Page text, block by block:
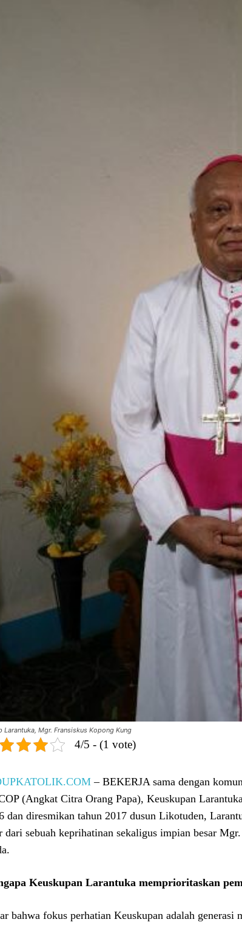
Larantuka, Mgr. Fransiskus Kopong Kung
4/5 - (1 vote)
– BEKERJA sama dengan
(Angkat Citra Orang Papa), Keuskupan
dan diresmikan tahun 2017 dusun Likotuden,
dari sebuah keprihatinan sekaligus impian besar
Keuskupan Larantuka memprioritaskan
bahwa fokus perhatian Keuskupan adalah